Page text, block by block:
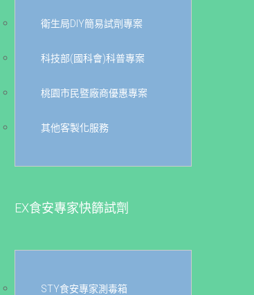
衛生局DIY簡易試劑專案
科技部(國科會)科普專案
桃園市民暨廠商優惠專案
其他客製化服務
EX食安專家快篩試劑
STY食安專家測毒箱